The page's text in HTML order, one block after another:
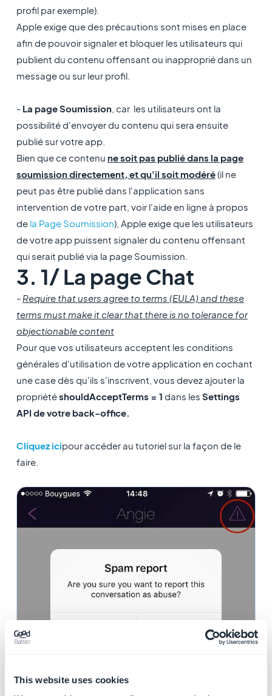
This website uses cookies
profil par exemple).
Apple exige que des précautions sont mises en place
afin de pouvoir signaler et bloquer les utilisateurs qui
publient du contenu offensant ou inapproprié dans un
message ou sur leur profil.
- La page Soumission, car les utilisateurs ont la
possibilité d'envoyer du contenu qui sera ensuite
publié sur votre app.
Bien que ce contenu ne soit pas publié dans la page
soumission directement, et qu'il soit modéré(il ne
peut pas être publié dans l'application sans
intervention de votre part, voir l'aide en ligne à propos
de la Page Soumission), Apple exige que les utilisateurs
de votre app puissent signaler du contenu offensant
qui serait publié via la page Soumission.
3. 1/ La page Chat
- Require that users agree to terms (EULA) and these
terms must make it clear that there is no tolerance for
objectionable content
Pour que vos utilisateurs acceptent les conditions
générales d'utilisation de votre application en cochant
une case dès qu'ils s'inscrivent, vous devez ajouter la
propriétéshouldAcceptTerms = 1 dans les Settings
API de votre back-office.
Cliquez icipour accéder au tutoriel sur la façon de le
faire.